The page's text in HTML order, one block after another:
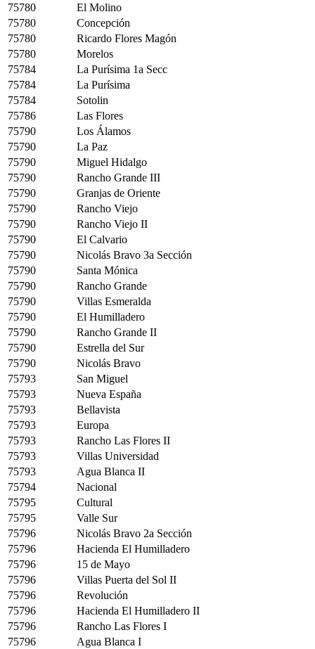
75780
El Molino
75780
Concepción
75780
Ricardo Flores Magón
75780
Morelos
75784
La Purísima 1a Secc
75784
La Purísima
75784
Sotolin
75786
Las Flores
75790
Los Álamos
75790
La Paz
75790
Miguel Hidalgo
75790
Rancho Grande III
75790
Granjas de Oriente
75790
Rancho Viejo
75790
Rancho Viejo II
75790
El Calvario
75790
Nicolás Bravo 3a Sección
75790
Santa Mónica
75790
Rancho Grande
75790
Villas Esmeralda
75790
El Humilladero
75790
Rancho Grande II
75790
Estrella del Sur
75790
Nicolás Bravo
75793
San Miguel
75793
Nueva España
75793
Bellavista
75793
Europa
75793
Rancho Las Flores II
75793
Villas Universidad
75793
Agua Blanca II
75794
Nacional
75795
Cultural
75795
Valle Sur
75796
Nicolás Bravo 2a Sección
75796
Hacienda El Humilladero
75796
15 de Mayo
75796
Villas Puerta del Sol II
75796
Revolución
75796
Hacienda El Humilladero II
75796
Rancho Las Flores I
75796
Agua Blanca I